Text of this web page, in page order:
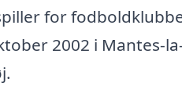
for
2002 i Mantes-